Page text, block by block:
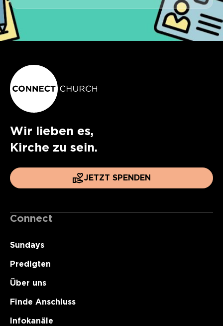
Wir lieben es,
Kirche zu sein.
JETZT SPENDEN
Connect
Sundays
Predigten
Über uns
Finde Anschluss
Infokanäle